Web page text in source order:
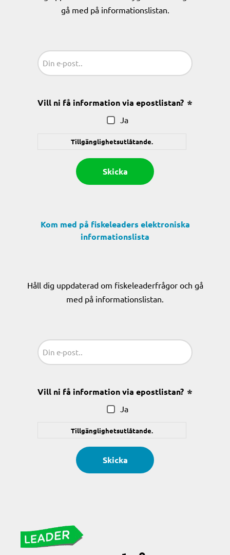
gå med på informationslistan.
Vill ni få information via epostlistan?
Ja
Tillgänglighetsutlåtande.
Kom med på fiskeleaders elektroniska
informationslista
Håll dig uppdaterad om fiskeleaderfrågor och gå
med på informationslistan.
Sähköposti
Vill ni få information via epostlistan?
Ja
Tillgänglighetsutlåtande.